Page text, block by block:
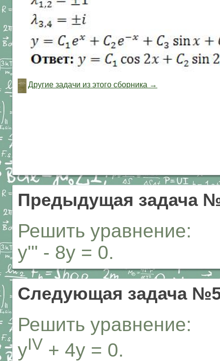
Другие задачи из этого сборника →
Предыдущая задача
Решить уравнение:
y''' - 8y = 0.
Следующая задача
Решить уравнение:
yIV + 4y = 0.